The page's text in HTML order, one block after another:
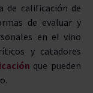
de calificación de
de evaluar y
en el vino
y catadores
que pueden